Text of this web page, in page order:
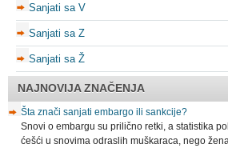
Sanjati sa V
Sanjati sa Z
Sanjati sa Ž
NAJNOVIJA ZNAČENJA
Šta znači sanjati embargo ili sankcije?
Snovi o embargu su prilično retki, a statistika
ćešći u snovima odraslih muškaraca, nego